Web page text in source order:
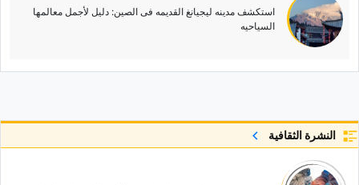
استکشف مدینه لیجیانغ القدیمه فی الصین: دلیل لأجمل معالمها
السیاحیه
النشرة الثقافية